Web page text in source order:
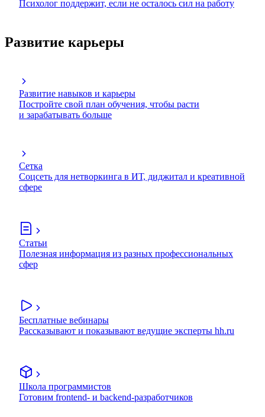
Психолог поддержит, если не осталось сил на работу
Развитие карьеры
Развитие навыков и карьеры
Постройте свой план обучения, чтобы расти
и зарабатывать больше
Сетка
Соцсеть для нетворкинга в ИТ, диджитал и креативной
сфере
Статьи
Полезная информация из разных профессиональных
сфер
Бесплатные вебинары
Рассказывают и показывают ведущие эксперты hh.ru
Школа программистов
Готовим frontend- и backend-разработчиков